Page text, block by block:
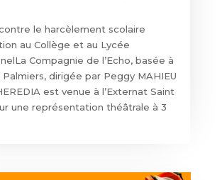
le harcèlement scolaire
au Collège et au Lycée
Compagnie de l’Echo, basée à
Palmiers, dirigée par Peggy MAHIEU
est venue à l’Externat Saint
une représentation théâtrale à 3